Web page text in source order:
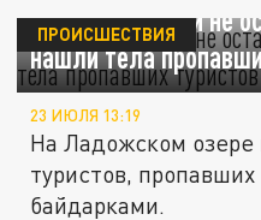
Надежды почти не
нашли тела
ПРОИСШЕСТВИЯ
23 ИЮЛЯ 13:19
На Ладожском
туристов,
байдарками.